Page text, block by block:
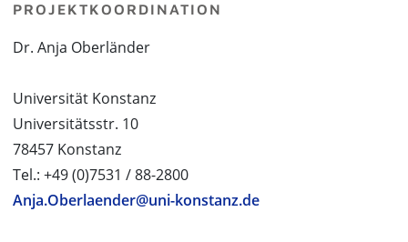
PROJEKTKOORDINATION
Dr. Anja Oberländer
Universität Konstanz
Universitätsstr. 10
78457 Konstanz
Tel.: +49 (0)7531 / 88-2800
Anja.Oberlaender@uni-konstanz.de